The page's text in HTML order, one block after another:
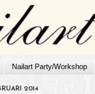
Nailart Party/Workshop
2014